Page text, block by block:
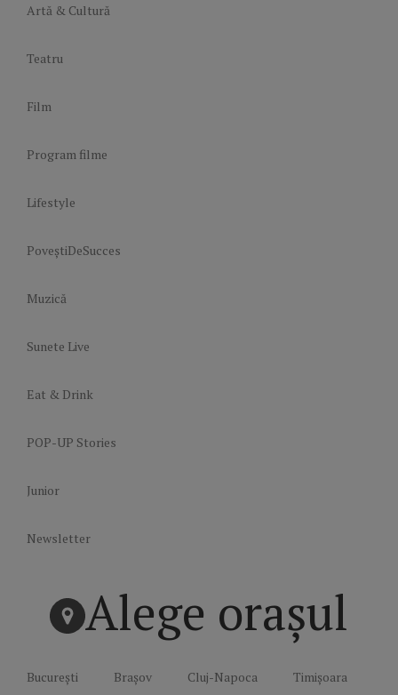
Artă & Cultură
Teatru
Film
Program filme
Lifestyle
PoveștiDeSucces
Muzică
Sunete Live
Eat & Drink
POP-UP Stories
Junior
Newsletter
Alege orașul
București Brașov Cluj-Napoca Timișoara